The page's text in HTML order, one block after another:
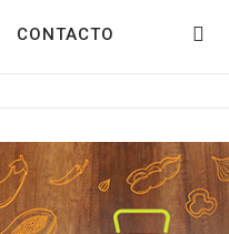
CONTACTO